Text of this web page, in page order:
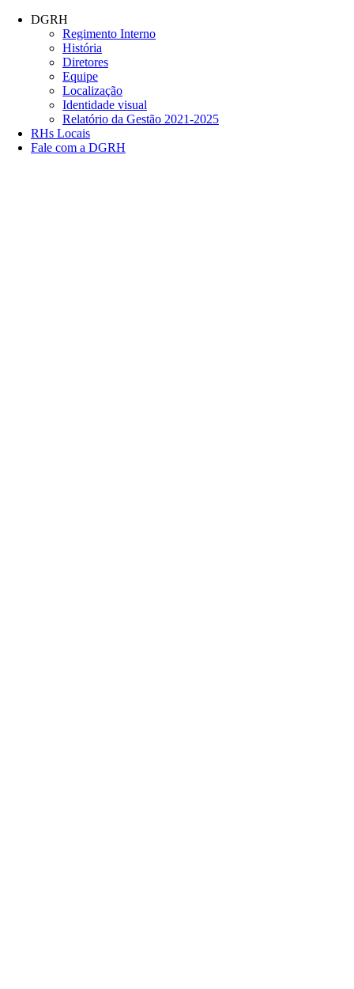
Conteúdo principal
DGRH
Regimento Interno
História
Diretores
Equipe
Localização
Identidade visual
Relatório da Gestão 2021-2025
RHs Locais
Fale com a DGRH